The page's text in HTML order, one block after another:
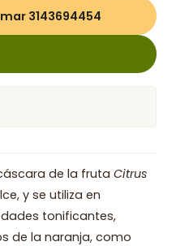
3143694454
de la fruta Citrus
y se utiliza en
tonificantes,
de la naranja, como